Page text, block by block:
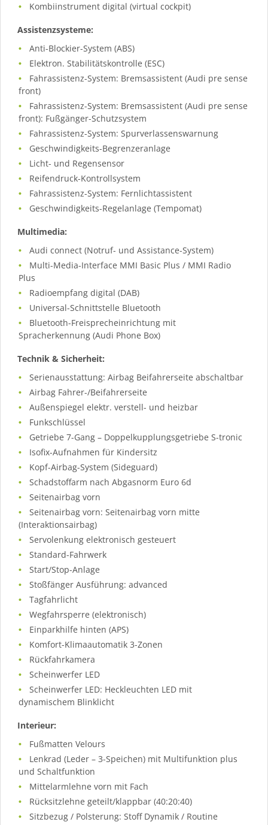
Kombiinstrument digital (virtual cockpit)
Assistenzsysteme:
Anti-Blockier-System (ABS)
Elektron. Stabilitätskontrolle (ESC)
Fahrassistenz-System: Bremsassistent (Audi pre sense
front)
Fahrassistenz-System: Bremsassistent (Audi pre sense
front): Fußgänger-Schutzsystem
Fahrassistenz-System: Spurverlassenswarnung
Geschwindigkeits-Begrenzeranlage
Licht- und Regensensor
Reifendruck-Kontrollsystem
Fahrassistenz-System: Fernlichtassistent
Geschwindigkeits-Regelanlage (Tempomat)
Multimedia:
Audi connect (Notruf- und Assistance-System)
Multi-Media-Interface MMI Basic Plus / MMI Radio
Plus
Radioempfang digital (DAB)
Universal-Schnittstelle Bluetooth
Bluetooth-Freisprecheinrichtung mit
Spracherkennung (Audi Phone Box)
Technik & Sicherheit:
Serienausstattung: Airbag Beifahrerseite abschaltbar
Airbag Fahrer-/Beifahrerseite
Außenspiegel elektr. verstell- und heizbar
Funkschlüssel
Getriebe 7-Gang – Doppelkupplungsgetriebe S-tronic
Isofix-Aufnahmen für Kindersitz
Kopf-Airbag-System (Sideguard)
Schadstoffarm nach Abgasnorm Euro 6d
Seitenairbag vorn
Seitenairbag vorn: Seitenairbag vorn mitte
(Interaktionsairbag)
Servolenkung elektronisch gesteuert
Standard-Fahrwerk
Start/Stop-Anlage
Stoßfänger Ausführung: advanced
Tagfahrlicht
Wegfahrsperre (elektronisch)
Einparkhilfe hinten (APS)
Komfort-Klimaautomatik 3-Zonen
Rückfahrkamera
Scheinwerfer LED
Scheinwerfer LED: Heckleuchten LED mit
dynamischem Blinklicht
Interieur:
Fußmatten Velours
Lenkrad (Leder – 3-Speichen) mit Multifunktion plus
und Schaltfunktion
Mittelarmlehne vorn mit Fach
Rücksitzlehne geteilt/klappbar (40:20:40)
Sitzbezug / Polsterung: Stoff Dynamik / Routine